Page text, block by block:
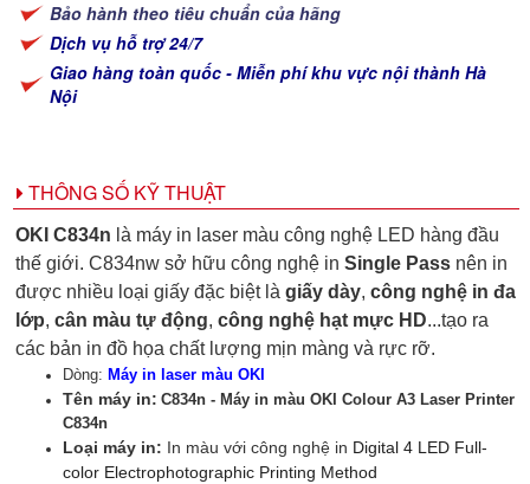
Bảo hành theo tiêu chuẩn của hãng
Dịch vụ hỗ trợ 24/7
Giao hàng toàn quốc - Miễn phí khu vực nội thành Hà
Nội
THÔNG SỐ KỸ THUẬT
OKI C834n là máy in laser màu công nghệ LED hàng đầu
thế giới. C834nw sở hữu công nghệ in Single Pass nên in
được nhiều loại giấy đặc biệt là giấy dày, công nghệ in đa
lớp, cân màu tự động, công nghệ hạt mực HD...tạo ra
các bản in đồ họa chất lượng mịn màng và rực rỡ.
Dòng: Máy in laser màu OKI
Tên máy in: C834n - Máy in màu OKI Colour A3 Laser Printer
C834n
Loại máy in: In màu với công nghệ in Digital 4 LED Full-
color Electrophotographic Printing Method